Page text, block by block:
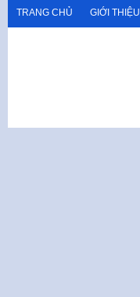
TRANG CHỦ GIỚI THIỆU